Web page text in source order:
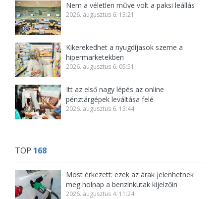
Nem a véletlen műve volt a paksi leállás
2026. augusztus 6. 13:21
Kikerekedhet a nyugdíjasok szeme a
hipermarketekben
2026. augusztus 6. 05:51
Itt az első nagy lépés az online
pénztárgépek leváltása felé
2026. augusztus 6. 13:44
TOP 168
Most érkezett: ezek az árak jelenhetnek
meg holnap a benzinkutak kijelzőin
2026. augusztus 4. 11:24